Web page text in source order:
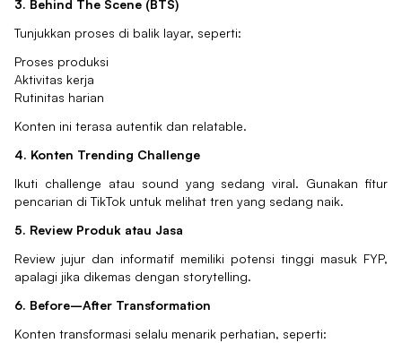
3. Behind The Scene (BTS)
Tunjukkan proses di balik layar, seperti:
Proses produksi
Aktivitas kerja
Rutinitas harian
Konten ini terasa autentik dan relatable.
4. Konten Trending Challenge
Ikuti challenge atau sound yang sedang viral. Gunakan fitur
pencarian di TikTok untuk melihat tren yang sedang naik.
5. Review Produk atau Jasa
Review jujur dan informatif memiliki potensi tinggi masuk FYP,
apalagi jika dikemas dengan storytelling.
6. Before–After Transformation
Konten transformasi selalu menarik perhatian, seperti: